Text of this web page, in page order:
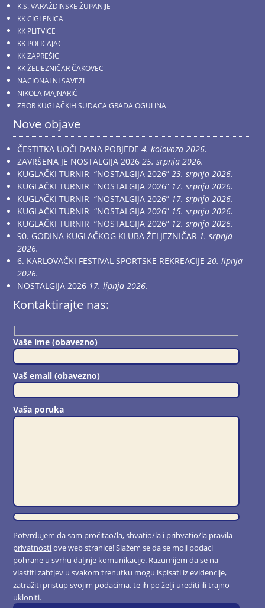
K.S. VARAŽDINSKE ŽUPANIJE
KK CIGLENICA
KK PLITVICE
KK POLICAJAC
KK ZAPREŠIĆ
KK ŽELJEZNIČAR ČAKOVEC
NACIONALNI SAVEZI
NIKOLA MAJNARIĆ
ZBOR KUGLAČKIH SUDACA GRADA OGULINA
Nove objave
ČESTITKA UOČI DANA POBJEDE 4. kolovoza 2026.
ZAVRŠENA JE NOSTALGIJA 2026 25. srpnja 2026.
KUGLAČKI TURNIR “NOSTALGIJA 2026” 23. srpnja 2026.
KUGLAČKI TURNIR “NOSTALGIJA 2026” 17. srpnja 2026.
KUGLAČKI TURNIR “NOSTALGIJA 2026” 17. srpnja 2026.
KUGLAČKI TURNIR “NOSTALGIJA 2026” 15. srpnja 2026.
KUGLAČKI TURNIR “NOSTALGIJA 2026” 12. srpnja 2026.
90. GODINA KUGLAČKOG KLUBA ŽELJEZNIČAR 1. srpnja
2026.
6. KARLOVAČKI FESTIVAL SPORTSKE REKREACIJE 20. lipnja
2026.
NOSTALGIJA 2026 17. lipnja 2026.
Kontaktirajte nas:
Vaše ime (obavezno)
Vaš email (obavezno)
Vaša poruka
Potvrđujem da sam pročitao/la, shvatio/la i prihvatio/la pravila
privatnostiove web stranice! Slažem se da se moji podaci
pohrane u svrhu daljnje komunikacije. Razumijem da se na
vlastiti zahtjev u svakom trenutku mogu ispisati iz evidencije,
zatražiti pristup svojim podacima, te ih po želji urediti ili trajno
ukloniti.